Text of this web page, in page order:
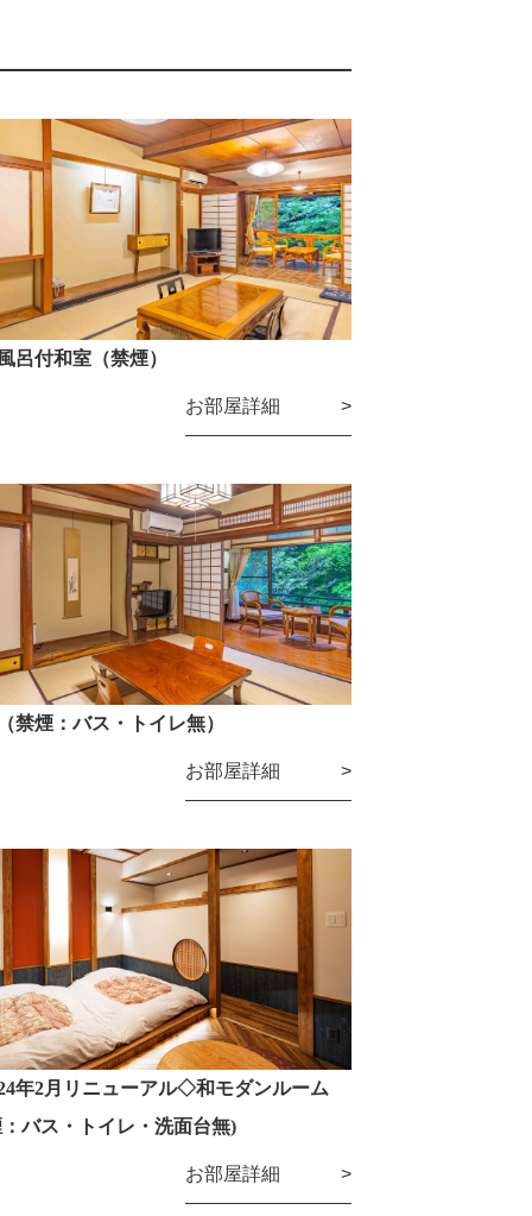
呂付和室（禁煙）
お部屋詳細
禁煙：バス・トイレ無）
お部屋詳細
年2月リニューアル◇和モダンルーム
バス・トイレ・洗面台無)
お部屋詳細